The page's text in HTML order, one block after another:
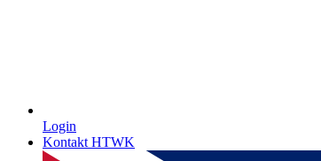
Login
Kontakt HTWK